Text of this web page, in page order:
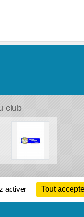
club
activer Tout